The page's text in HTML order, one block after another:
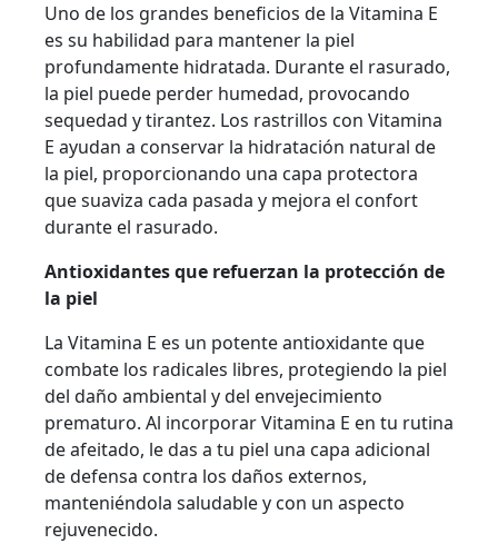
Uno de los grandes beneficios de la Vitamina E
es su habilidad para mantener la piel
profundamente hidratada. Durante el rasurado,
la piel puede perder humedad, provocando
sequedad y tirantez. Los rastrillos con Vitamina
E ayudan a conservar la hidratación natural de
la piel, proporcionando una capa protectora
que suaviza cada pasada y mejora el confort
durante el rasurado.
Antioxidantes que refuerzan la protección de
la piel
La Vitamina E es un potente antioxidante que
combate los radicales libres, protegiendo la piel
del daño ambiental y del envejecimiento
prematuro. Al incorporar Vitamina E en tu rutina
de afeitado, le das a tu piel una capa adicional
de defensa contra los daños externos,
manteniéndola saludable y con un aspecto
rejuvenecido.